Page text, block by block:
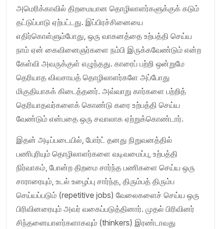
அமெரிக்காவில் திறமையான தொழிலாளர்களுக்குக் கடும்
தட்டுப்பாடு ஏற்பட்டது. இப்பிரச்சினையை
எதிர்கொள்ளும்போது, ஒரு வாகனத்தை உற்பத்தி செய்ய
நாம் ஏன் கைவினைஞர்களை நம்பி இருக்கவேண்டும் என்ற
கேள்வி அவருக்குள் எழுந்தது. காரைப் பற்றி ஒன்றுமே
தெரியாத விவசாயத் தொழிலாளர்களே அப்போது
மிகுதியாகக் கிடைத்தனர். அவ்வாறு கார்களை பற்றித்
தெரியாதவர்களைக் கொண்டு கரை உற்பத்தி செய்ய
வேண்டும் என்பதை ஒரு சவாலாக ஏற்றுக்கொண்டார்.
இதன் அடிப்படையில், போர்ட் தனது நிறுவனத்தில்
பணிபுரியும் தொழிலாளர்களை வடிவமைப்பு, உற்பத்தி
நிர்வாகம், போன்ற திறமை சார்ந்த பணிகளை செய்ய ஒரு
சாராரையும், உடல் உழைப்பு சார்ந்த, திரும்பத் திரும்ப
செய்யப்படும் (repetitive jobs) வேலைகளைச் செய்ய ஒரு
பிரிவினரையும் அவர் வகைப்படுத்தினார். முதல் பிரிவினர்
சிந்தனையாளர்களாகவும் (thinkers) இரண்டாவது